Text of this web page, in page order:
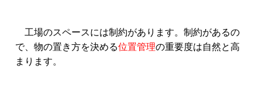
工場のスペースには制約があります。制約があるの
で、物の置き方を決める位置管理の重要度は自然と高
まります。